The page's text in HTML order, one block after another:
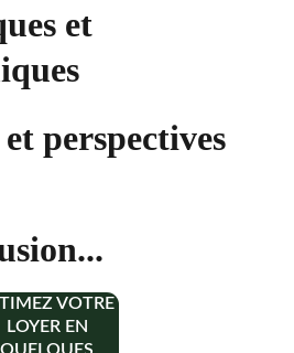
et
perspectives
VOTRE
LOYER EN